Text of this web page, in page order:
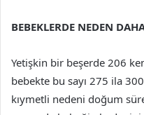
BEBEKLERDE NEDEN
Yetişkin bir beşerde 206
bebekte bu sayı 275 ila
kıymetli nedeni doğum